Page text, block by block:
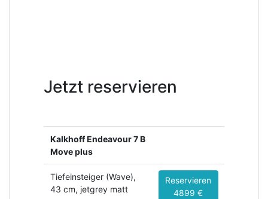
Jetzt reservieren
Kalkhoff Endeavour 7 B
Move plus
Tiefeinsteiger (Wave),
43 cm, jetgrey matt
Reservieren
4899 €